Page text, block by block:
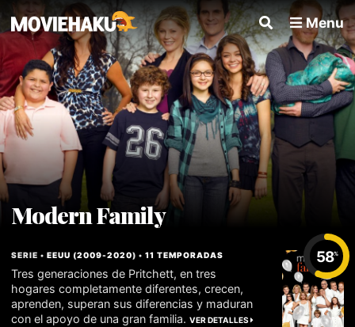
Menu
Modern Family
58%
SERIE •EEUU (2009-2020) •11 TEMPORADAS
Tres generaciones de Pritchett, en tres
hogares completamente diferentes, crecen,
aprenden, superan sus diferencias y maduran
con el apoyo de una gran familia.VER DETALLES